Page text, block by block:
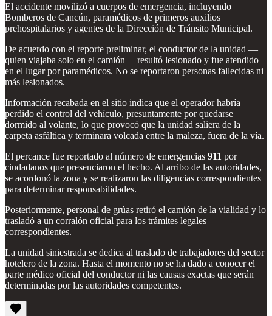
El accidente movilizó a cuerpos de emergencia, incluyendo
Bomberos de Cancún, paramédicos de primeros auxilios
prehospitalarios y agentes de la Dirección de Tránsito Municipal.
De acuerdo con el reporte preliminar, el conductor de la unidad —
quien viajaba solo en el camión— resultó lesionado y fue atendido
en el lugar por paramédicos. No se reportaron personas fallecidas ni
más lesionados.
Información recabada en el sitio indica que el operador habría
perdido el control del vehículo, presuntamente por quedarse
dormido al volante, lo que provocó que la unidad saliera de la
carpeta asfáltica y terminara volcada entre la maleza, fuera de la vía.
El percance fue reportado al número de emergencias 911 por
ciudadanos que presenciaron el hecho. Al arribo de las autoridades,
se acordonó la zona y se realizaron las diligencias correspondientes
para determinar responsabilidades.
Posteriormente, personal de grúas retiró el camión de la vialidad y lo
trasladó a un corralón oficial para los trámites legales
correspondientes.
La unidad siniestrada se dedica al traslado de trabajadores del sector
hotelero de la zona. Hasta el momento no se ha dado a conocer el
parte médico oficial del conductor ni las causas exactas que serán
determinadas por las autoridades competentes.